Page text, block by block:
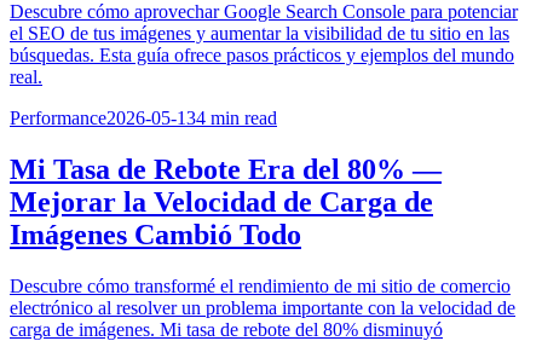
Descubre cómo aprovechar Google Search Console para potenciar
el SEO de tus imágenes y aumentar la visibilidad de tu sitio en las
búsquedas. Esta guía ofrece pasos prácticos y ejemplos del mundo
real.
Performance2026-05-134 min read
Mi Tasa de Rebote Era del 80% —
Mejorar la Velocidad de Carga de
Imágenes Cambió Todo
Descubre cómo transformé el rendimiento de mi sitio de comercio
electrónico al resolver un problema importante con la velocidad de
carga de imágenes. Mi tasa de rebote del 80% disminuyó